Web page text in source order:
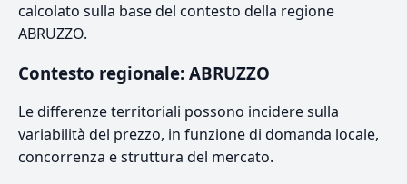
calcolato sulla base del contesto della regione
ABRUZZO.
Contesto regionale: ABRUZZO
Le differenze territoriali possono incidere sulla
variabilità del prezzo, in funzione di domanda locale,
concorrenza e struttura del mercato.